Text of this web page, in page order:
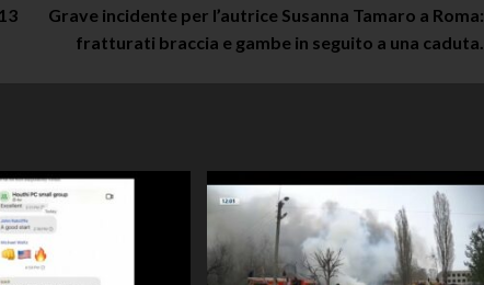
Grave incidente per l’autrice Susanna Tamaro a Roma:
fratturati braccia e gambe in seguito a una caduta.